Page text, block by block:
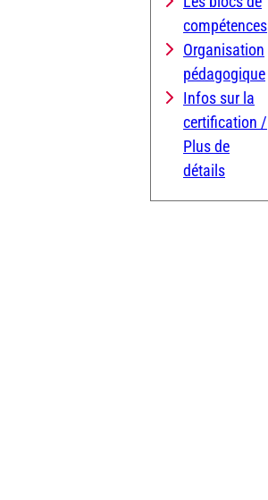
compétences
Organisation
pédagogique
Infos sur la
certification /
Plus de
détails